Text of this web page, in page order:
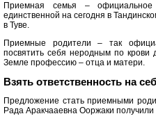
Приемная семья –
единственной на сегодня в
в Туве.
Приемные родители – так
посвятить себя неродным по
Земле профессию – отца и матери.
Взять ответственность на
Предложение стать приемными
Рада Аракчааевна Ооржаки получили